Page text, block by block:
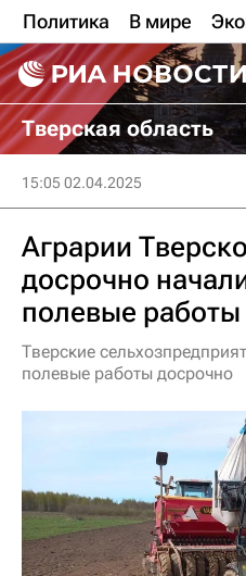
Политика В мире
Тверская область
15:05 02.04.2025
Аграрии
досрочно
полевые работы
Тверские
полевые работы досрочно